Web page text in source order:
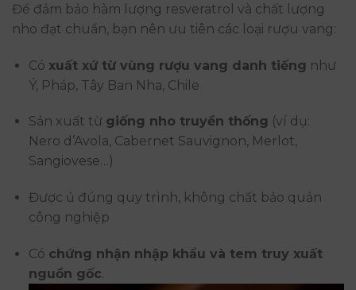
Để đảm bảo hàm lượng resveratrol và chất lượng
nho đạt chuẩn, bạn nên ưu tiên các loại rượu vang:
Có xuất xứ từ vùng rượu vang danh tiếng như
Ý, Pháp, Tây Ban Nha, Chile
Sản xuất từ giống nho truyền thống (ví dụ:
Nero d’Avola, Cabernet Sauvignon, Merlot,
Sangiovese…)
Được ủ đúng quy trình, không chất bảo quản
công nghiệp
Có chứng nhận nhập khẩu và tem truy xuất
nguồn gốc.